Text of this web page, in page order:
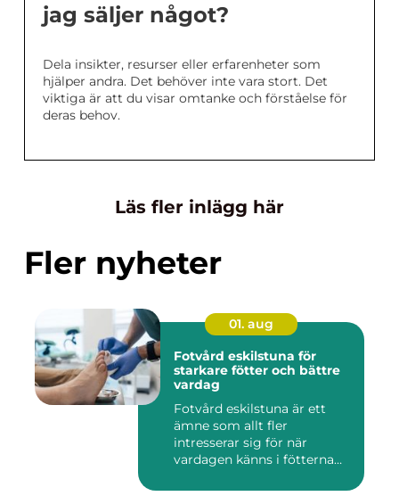
jag säljer något?
Dela insikter, resurser eller erfarenheter som
hjälper andra. Det behöver inte vara stort. Det
viktiga är att du visar omtanke och förståelse för
deras behov.
Läs fler inlägg här
Fler nyheter
01. aug
Fotvård eskilstuna för
starkare fötter och bättre
vardag
Fotvård eskilstuna är ett
ämne som allt fler
intresserar sig för när
vardagen känns i fötterna